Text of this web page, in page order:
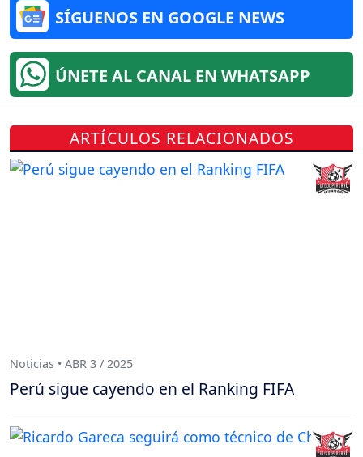
SÍGUENOS EN GOOGLE NEWS
ÚNETE AL CANAL EN WHATSAPP
ARTÍCULOS RELACIONADOS
Noticias • ABR 3 / 2025
Perú sigue cayendo en el Ranking FIFA